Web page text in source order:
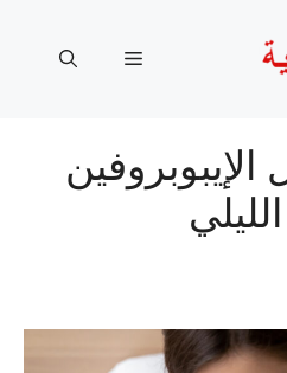
القائمة
الإيبوبروفين